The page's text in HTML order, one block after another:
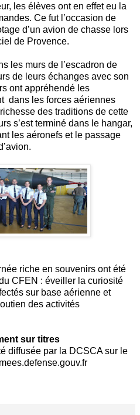
les élèves ont en effet eu la
Ce fut l’occasion de
d’un avion de chasse lors
de Provence.
les murs de l’escadron de
de leurs échanges avec son
ont appréhendé les
dans les forces aériennes
des traditions de cette
s’est terminé dans le hangar,
les aéronefs et le passage
riche en souvenirs ont été
CFEN : éveiller la curiosité
sur base aérienne et
des activités
sur titres
diffusée par la DCSCA sur le